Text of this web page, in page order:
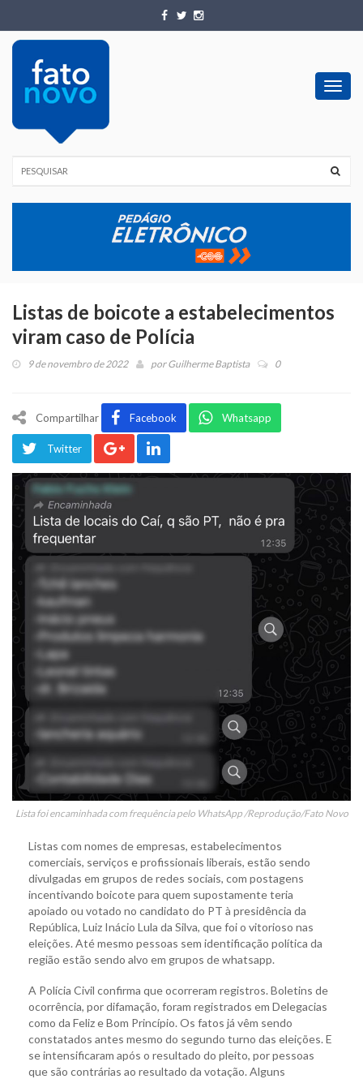
Listas de boicote a estabelecimentos
viram caso de Polícia
9 de novembro de 2022 porGuilherme Baptista 0
Compartilhar Facebook Whatsapp
Twitter
Lista foi encaminhada com frequência pelo WhatsApp /Reprodução/Fato Novo
Listas com nomes de empresas, estabelecimentos
comerciais, serviços e profissionais liberais, estão sendo
divulgadas em grupos de redes sociais, com postagens
incentivando boicote para quem supostamente teria
apoiado ou votado no candidato do PT à presidência da
República, Luiz Inácio Lula da Silva, que foi o vitorioso nas
eleições. Até mesmo pessoas sem identificação política da
região estão sendo alvo em grupos de whatsapp.
A Polícia Civil confirma que ocorreram registros. Boletins de
ocorrência, por difamação, foram registrados em Delegacias
como da Feliz e Bom Princípio. Os fatos já vêm sendo
constatados antes mesmo do segundo turno das eleições. E
se intensificaram após o resultado do pleito, por pessoas
que são contrárias ao resultado da votação. Alguns